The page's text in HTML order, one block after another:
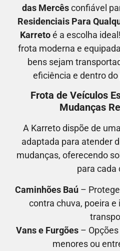
das Mercêsconfiável
Residenciais Para
Karretoé a escolha
frota moderna e
bens sejam
eficiência e dentro
Frota de Veículos
Mudanças
A Karreto dispõe de
adaptada para atender
mudanças, oferecendo
para cada
Caminhões Baú –
contra chuva, poeira
Vans e Furgões –
menores ou